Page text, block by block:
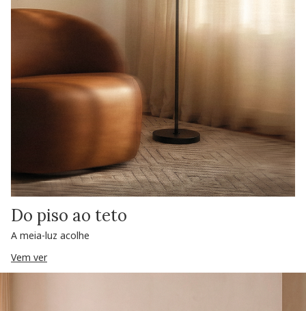
Do piso ao teto
A meia-luz acolhe
Vem ver